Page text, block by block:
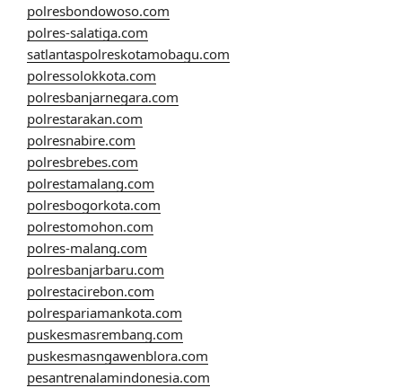
polresbondowoso.com
polres-salatiga.com
satlantaspolreskotamobagu.com
polressolokkota.com
polresbanjarnegara.com
polrestarakan.com
polresnabire.com
polresbrebes.com
polrestamalang.com
polresbogorkota.com
polrestomohon.com
polres-malang.com
polresbanjarbaru.com
polrestacirebon.com
polrespariamankota.com
puskesmasrembang.com
puskesmasngawenblora.com
pesantrenalamindonesia.com